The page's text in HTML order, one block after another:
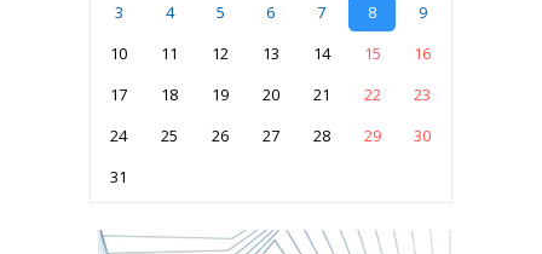
3
4 5 6 7 8
9
10
11 12 13 14 15
16
17
18 19 20 21 22
23
24
25 26 27 28 29
30
31